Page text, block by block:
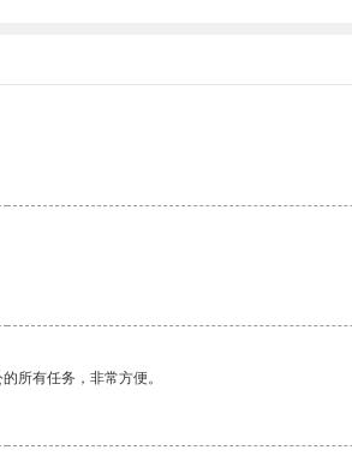
所有任务，非常方便。